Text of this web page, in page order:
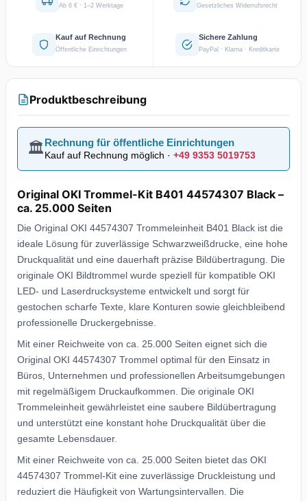
Ab 6 € · 1–2 Werktage Gesetzliches Widerrufsrecht
Kauf auf Rechnung
Öffentliche Einrichtungen
Sichere Zahlung
PayPal · Klarna · Kreditkarte
Produktbeschreibung
🏛️Rechnung für öffentliche Einrichtungen
Kauf auf Rechnung möglich · +49 9353 5019753
Original OKI Trommel-Kit B401 44574307 Black –
ca. 25.000 Seiten
Die Original OKI 44574307 Trommeleinheit B401 Black ist die
ideale Lösung für zuverlässige Schwarzweißdrucke, eine hohe
Druckqualität und eine dauerhaft präzise Bildübertragung. Die
originale OKI Bildtrommel wurde speziell für kompatible OKI
LED- und Laserdrucksysteme entwickelt und sorgt für
gestochen scharfe Texte, klare Konturen sowie gleichbleibend
professionelle Druckergebnisse.
Mit einer Reichweite von ca. 25.000 Seiten eignet sich die
Original OKI 44574307 Trommel optimal für den Einsatz in
Büros, Unternehmen und professionellen Arbeitsumgebungen
mit regelmäßigem Druckaufkommen. Die originale OKI
Trommeleinheit gewährleistet eine saubere Bildübertragung
und unterstützt eine konstant hohe Druckqualität über die
gesamte Lebensdauer.
Mit einer Reichweite von ca. 25.000 Seiten bietet das OKI
44574307 Trommel-Kit eine zuverlässige Druckleistung und
reduziert die Häufigkeit von Wartungsintervallen. Die